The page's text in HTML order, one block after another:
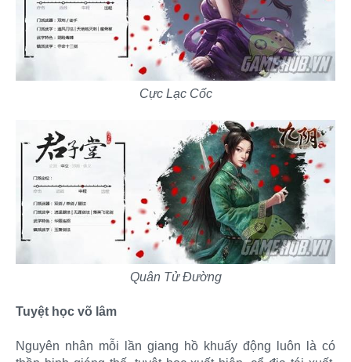
Cực Lạc Cốc
Quân Tử Đường
Tuyệt học võ lâm
Nguyên nhân mỗi lần giang hồ khuấy động luôn là có